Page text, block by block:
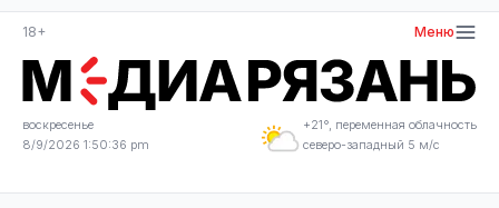
18+ Меню
воскресенье
8/9/2026 1:50:36 pm
+21°, переменная облачность
северо-западный 5 м/с